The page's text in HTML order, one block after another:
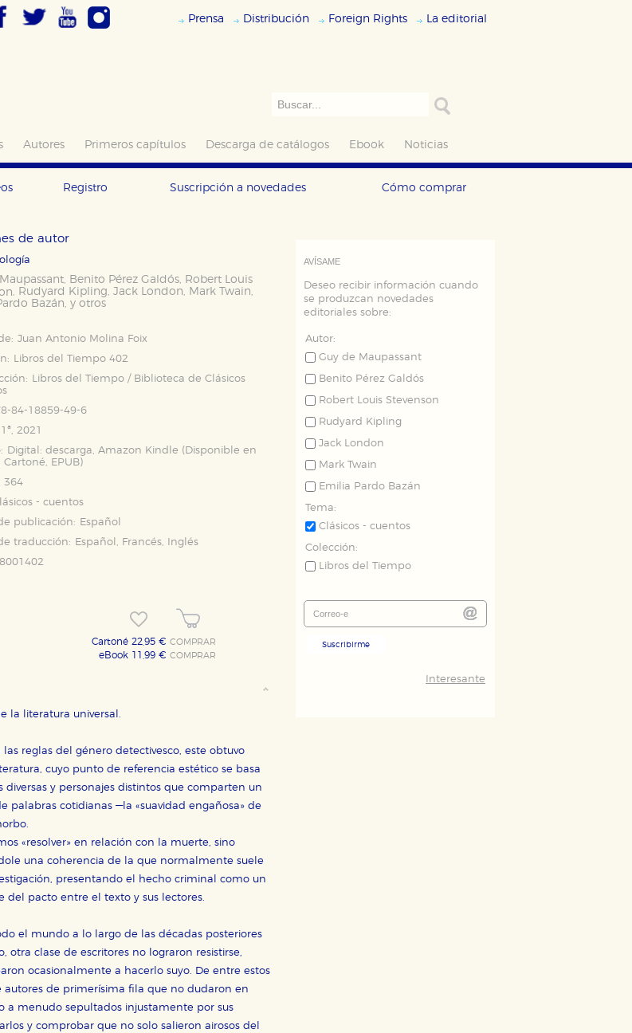
Prensa Distribución Foreign Rights La editorial
Autores Primeros capítulos Descarga de catálogos Ebook Noticias
Registro Suscripción a novedades Cómo comprar
de autor
, Benito Pérez Galdós, Robert Louis
, Rudyard Kipling, Jack London, Mark Twain,
Bazán, y otros
Juan Antonio Molina Foix
Libros del Tiempo 402
Libros del Tiempo / Biblioteca de Clásicos
84-18859-49-6
1ª, 2021
Digital: descarga, Amazon Kindle (Disponible en
Cartoné, EPUB)
364
- cuentos
publicación:
Español
traducción:
Español, Francés, Inglés
8001402
Cartoné 22,95 € COMPRAR
eBook 11,99 € COMPRAR
la literatura universal.
reglas del género detectivesco, este obtuvo
cuyo punto de referencia estético se basa
y personajes distintos que comparten un
palabras cotidianas —la «suavidad engañosa» de
«resolver» en relación con la muerte, sino
una coherencia de la que normalmente suele
presentando el hecho criminal como un
del pacto entre el texto y sus lectores.
el mundo a lo largo de las décadas posteriores
clase de escritores no lograron resistirse,
ocasionalmente a hacerlo suyo. De entre estos
de primerísima fila que no dudaron en
a menudo sepultados injustamente por sus
y comprobar que no solo salieron airosos del
AVÍSAME
Deseo recibir información cuando
se produzcan novedades
editoriales sobre:
Autor:
Guy de Maupassant
Benito Pérez Galdós
Robert Louis Stevenson
Rudyard Kipling
Jack London
Mark Twain
Emilia Pardo Bazán
Tema:
Clásicos - cuentos
Colección:
Libros del Tiempo
Suscribirme
Interesante